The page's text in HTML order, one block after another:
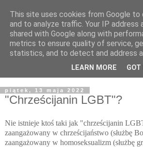
Żyjąc wiarą w
świecie
Blog pastora Pawła Bartosika
piątek, 13 maja 2022
"Chrześcijanin LGBT"?
Nie istnieje ktoś taki jak "chrześcijanin
zaangażowany w chrześcijaństwo (służbę
zaangażowany w homoseksualizm (służbę
This site uses cookies from Google to
and to analyze traffic. Your IP address
shared with Google along with
metrics to ensure quality of service,
statistics, and to detect and address
LEARN MORE GOT